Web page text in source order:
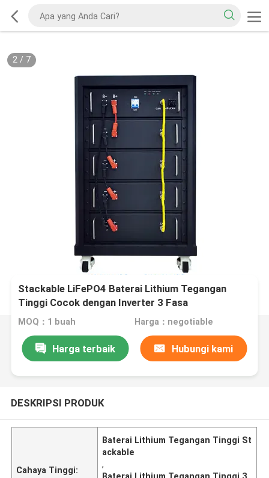
2/ 7
Stackable LiFePO4 Baterai Lithium Tegangan
Tinggi Cocok dengan Inverter 3 Fasa
MOQ：1 buah Harga：negotiable
Harga terbaik Hubungi kami
DESKRIPSI PRODUK
Cahaya Tinggi:
Baterai Lithium Tegangan Tinggi St
ackable
,
Baterai Lithium Tegangan Tinggi 3